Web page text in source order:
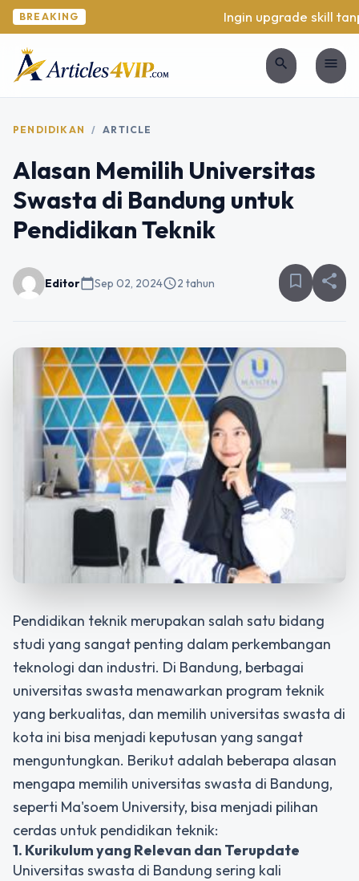
BREAKING Ingin upgrade skill
search menu
PENDIDIKAN / ARTICLE
Alasan Memilih Universitas
Swasta di Bandung untuk
Pendidikan Teknik
Editorcalendar_todaySep 02, 2024schedule2 tahun bookmark_border share
Pendidikan teknik merupakan salah satu bidang
studi yang sangat penting dalam perkembangan
teknologi dan industri. Di Bandung, berbagai
universitas swasta menawarkan program teknik
yang berkualitas, dan memilih universitas swasta di
kota ini bisa menjadi keputusan yang sangat
menguntungkan. Berikut adalah beberapa alasan
mengapa memilih universitas swasta di Bandung,
seperti Ma'soem University, bisa menjadi pilihan
cerdas untuk pendidikan teknik:
1. Kurikulum yang Relevan dan Terupdate
Universitas swasta di Bandung sering kali